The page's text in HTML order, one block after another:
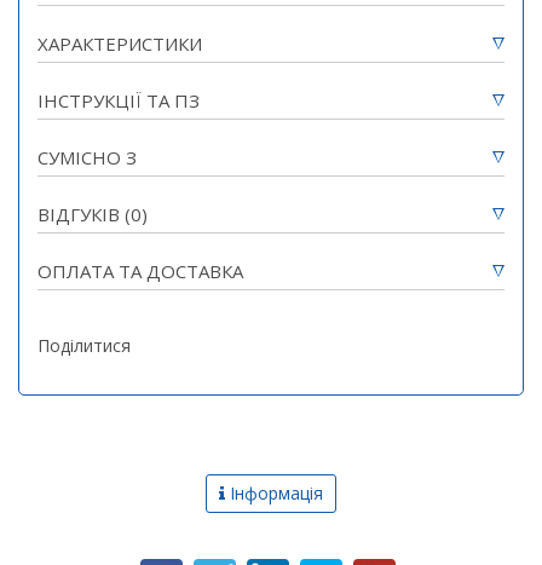
ХАРАКТЕРИСТИКИ
ІНСТРУКЦІЇ ТА ПЗ
СУМІСНО З
ВІДГУКІВ (0)
Немає відгуків для цього продукту.
ОПЛАТА ТА ДОСТАВКА
Поділитися
Інформація